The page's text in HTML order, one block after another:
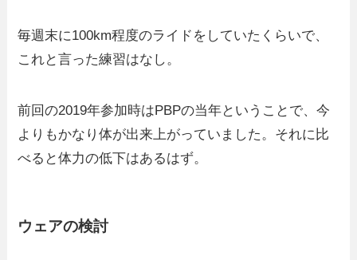
毎週末に100km程度のライドをしていたくらいで、
これと言った練習はなし。
前回の2019年参加時はPBPの当年ということで、今
よりもかなり体が出来上がっていました。それに比
べると体力の低下はあるはず。
ウェアの検討